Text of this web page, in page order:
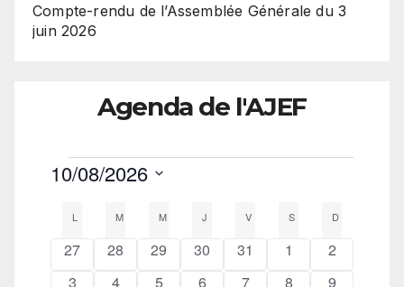
Compte-rendu de l’Assemblée Générale du 3
juin 2026
Agenda de l'AJEF